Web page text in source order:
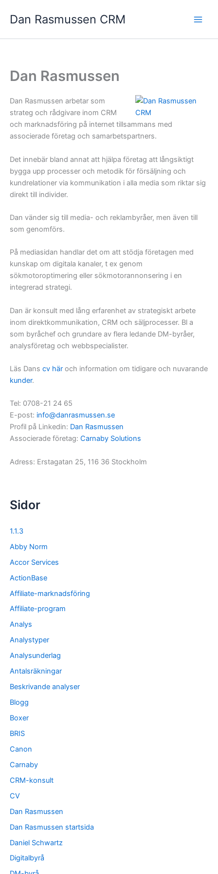
Dan Rasmussen CRM
Dan Rasmussen
Dan Rasmussen arbetar som
strateg och rådgivare inom CRM
och marknadsföring på internet tillsammans med
associerade företag och samarbetspartners.
Det innebär bland annat att hjälpa företag att långsiktigt
bygga upp processer och metodik för försäljning och
kundrelationer via kommunikation i alla media som riktar sig
direkt till individer.
Dan vänder sig till media- och reklambyråer, men även till
som genomförs.
På mediasidan handlar det om att stödja företagen med
kunskap om digitala kanaler, t ex genom
sökmotoroptimering eller sökmotorannonsering i en
integrerad strategi.
Dan är konsult med lång erfarenhet av strategiskt arbete
inom direktkommunikation, CRM och säljprocesser. Bl a
som byråchef och grundare av flera ledande DM-byråer,
analysföretag och webbspecialister.
Läs Dans cv här och information om tidigare och nuvarande
kunder.
Tel: 0708-21 24 65
E-post: info@danrasmussen.se
Profil på Linkedin: Dan Rasmussen
Associerade företag: Carnaby Solutions
Adress: Erstagatan 25, 116 36 Stockholm
Sidor
1.1.3
Abby Norm
Accor Services
ActionBase
Affiliate-marknadsföring
Affiliate-program
Analys
Analystyper
Analysunderlag
Antalsräkningar
Beskrivande analyser
Blogg
Boxer
BRIS
Canon
Carnaby
CRM-konsult
CV
Dan Rasmussen
Dan Rasmussen startsida
Daniel Schwartz
Digitalbyrå